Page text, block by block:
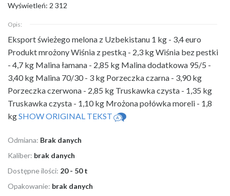
Wyświetleń: 2 312
Opis:
Eksport świeżego melona z Uzbekistanu 1 kg - 3,4 euro
Produkt mrożony Wiśnia z pestką - 2,3 kg Wiśnia bez pestki
- 4,7 kg Malina łamana - 2,85 kg Malina dodatkowa 95/5 -
3,40 kg Malina 70/30 - 3 kg Porzeczka czarna - 3,90 kg
Porzeczka czerwona - 2,85 kg Truskawka czysta - 1,35 kg
Truskawka czysta - 1,10 kg Mrożona połówka moreli - 1,8
kgSHOW ORIGINAL TEKST
Odmiana: Brak danych
Kaliber: brak danych
Dostępne ilości: 20 - 50 t
Opakowanie: brak danych